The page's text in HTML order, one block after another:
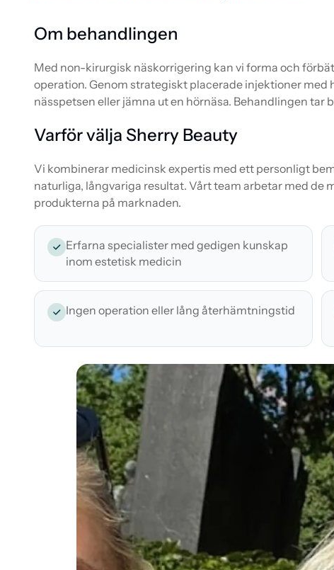
Om behandlingen
Med non-kirurgisk näskorrigering kan vi forma och
operation. Genom strategiskt placerade injektioner
nässpetsen eller jämna ut en hörnäsa. Behandlingen tar
Varför välja Sherry Beauty
Vi kombinerar medicinsk expertis med ett personligt
naturliga, långvariga resultat. Vårt team arbetar med de
produkterna på marknaden.
Erfarna specialister med gedigen kunskap
inom estetisk medicin
Ingen operation eller lång återhämtningstid